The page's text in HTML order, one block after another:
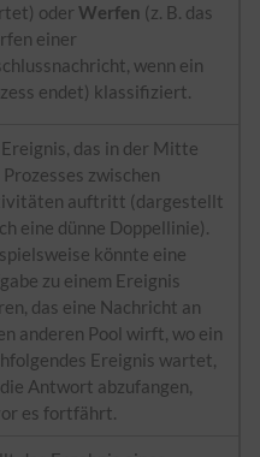
oder Werfen (z. B. das
einer
wenn ein
endet) klassifiziert.
Ereignis, das in der Mitte
Prozesses zwischen
auftritt (dargestellt
eine dünne Doppellinie).
könnte eine
zu einem Ereignis
das eine Nachricht an
anderen Pool wirft, wo ein
Ereignis wartet,
Antwort abzufangen,
es fortfährt.